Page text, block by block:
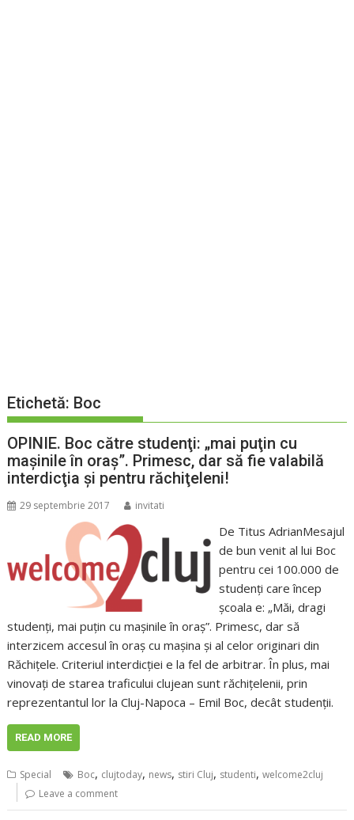
Etichetă: Boc
OPINIE. Boc către studenţi: „mai puţin cu
maşinile în oraş”. Primesc, dar să fie valabilă
interdicţia şi pentru răchiţeleni!
29 septembrie 2017 invitati
De Titus AdrianMesajul
de bun venit al lui Boc
pentru cei 100.000 de
studenţi care încep
şcoala e: „Măi, dragi
studenţi, mai puţin cu maşinile în oraş”. Primesc, dar să
interzicem accesul în oraş cu maşina şi al celor originari din
Răchiţele. Criteriul interdicţiei e la fel de arbitrar. În plus, mai
vinovaţi de starea traficului clujean sunt răchiţelenii, prin
reprezentantul lor la Cluj-Napoca – Emil Boc, decât studenţii.
READ MORE
Special Boc, clujtoday, news, stiri Cluj, studenti,welcome2cluj
Leave a comment